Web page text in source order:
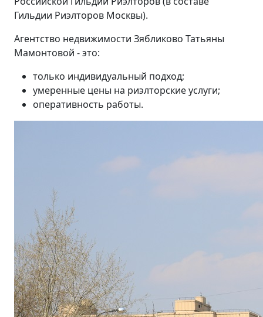
Гильдии Риэлторов Москвы).
Агентство недвижимости Зябликово Татьяны
Мамонтовой - это:
только индивидуальный подход;
умеренные цены на риэлторские услуги;
оперативность работы.